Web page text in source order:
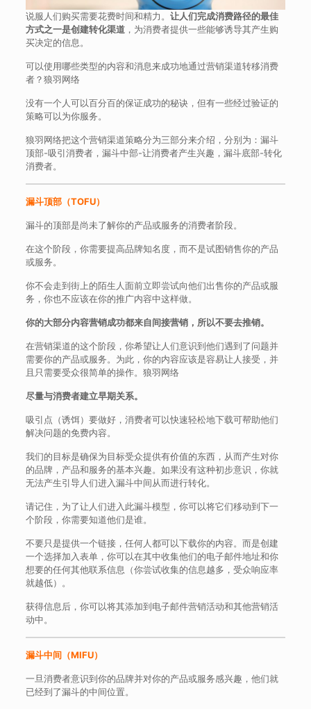
说服人们购买需要花费时间和精力。 让人们完成消费路径的最佳
方式之一是创建转化渠道，为消费者提供一些能够诱导其产生购
买决定的信息。
可以使用哪些类型的内容和消息来成功地通过营销渠道转移消费
者？狼羽网络
没有一个人可以百分百的保证成功的秘诀，但有一些经过验证的
策略可以为你服务。
狼羽网络把这个营销渠道策略分为三部分来介绍，分别为：漏斗
顶部-吸引消费者，漏斗中部-让消费者产生兴趣，漏斗底部-转化
消费者。
漏斗顶部（TOFU）
漏斗的顶部是尚未了解你的产品或服务的消费者阶段。
在这个阶段，你需要提高品牌知名度，而不是试图销售你的产品
或服务。
你不会走到街上的陌生人面前立即尝试向他们出售你的产品或服
务，你也不应该在你的推广内容中这样做。
你的大部分内容营销成功都来自间接营销，所以不要去推销。
在营销渠道的这个阶段，你希望让人们意识到他们遇到了问题并
需要你的产品或服务。为此，你的内容应该是容易让人接受，并
且只需要受众很简单的操作。狼羽网络
尽量与消费者建立早期关系。
吸引点（诱饵）要做好，消费者可以快速轻松地下载可帮助他们
解决问题的免费内容。
我们的目标是确保为目标受众提供有价值的东西，从而产生对你
的品牌，产品和服务的基本兴趣。如果没有这种初步意识，你就
无法产生引导人们进入漏斗中间从而进行转化。
请记住，为了让人们进入此漏斗模型，你可以将它们移动到下一
个阶段，你需要知道他们是谁。
不要只是提供一个链接，任何人都可以下载你的内容。而是创建
一个选择加入表单，你可以在其中收集他们的电子邮件地址和你
想要的任何其他联系信息（你尝试收集的信息越多，受众响应率
就越低）。
获得信息后，你可以将其添加到电子邮件营销活动和其他营销活
动中。
漏斗中间（MIFU）
一旦消费者意识到你的品牌并对你的产品或服务感兴趣，他们就
已经到了漏斗的中间位置。